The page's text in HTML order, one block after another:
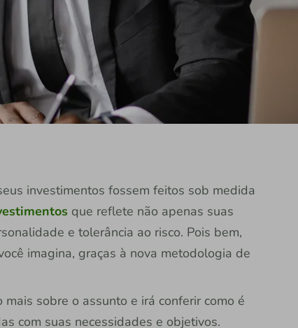
investimentos fossem feitos sob medida
que reflete não apenas suas
e tolerância ao risco. Pois bem,
imagina, graças à nova metodologia de
sobre o assunto e irá conferir como é
com suas necessidades e objetivos.